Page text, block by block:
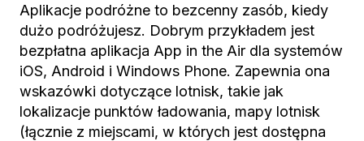
Aplikacje podróżne to bezcenny zasób, kiedy
dużo podróżujesz. Dobrym przykładem jest
bezpłatna aplikacja App in the Air dla systemów
iOS, Android i Windows Phone. Zapewnia ona
wskazówki dotyczące lotnisk, takie jak
lokalizacje punktów ładowania, mapy lotnisk
(łącznie z miejscami, w których jest dostępna